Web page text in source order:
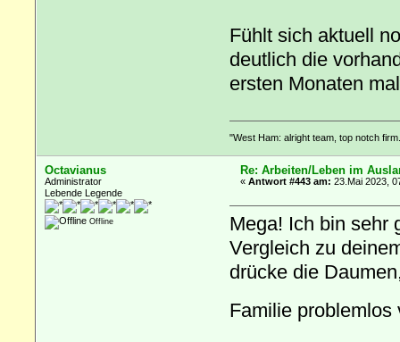
Fühlt sich aktuell
deutlich die
ersten Monaten
"West Ham: alright team, top notch
Octavianus
Administrator
Lebende Legende
Offline
Re: Arbeiten/Leben im
«Antwort #443 am: 23.Mai 2023,
Mega! Ich bin sehr
Vergleich zu
drücke die
Familie